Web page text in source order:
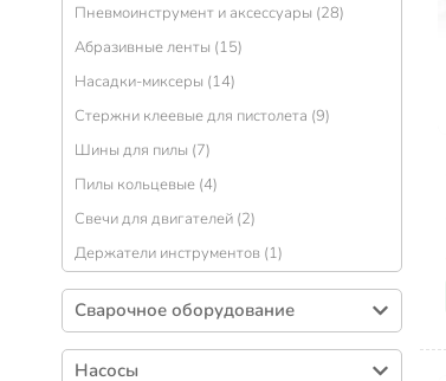
Пневмоинструмент и аксессуары (28)
Абразивные ленты (15)
Насадки-миксеры (14)
Стержни клеевые для пистолета (9)
Шины для пилы (7)
Пилы кольцевые (4)
Свечи для двигателей (2)
Держатели инструментов (1)
Сварочное оборудование
Электроды (173)
Насосы